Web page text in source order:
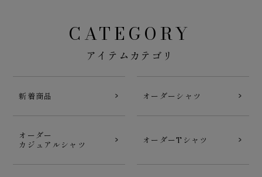
CATEGORY
アイテムカテゴリ
新着商品 オーダーシャツ
オーダー
カジュアルシャツ
オーダーTシャツ